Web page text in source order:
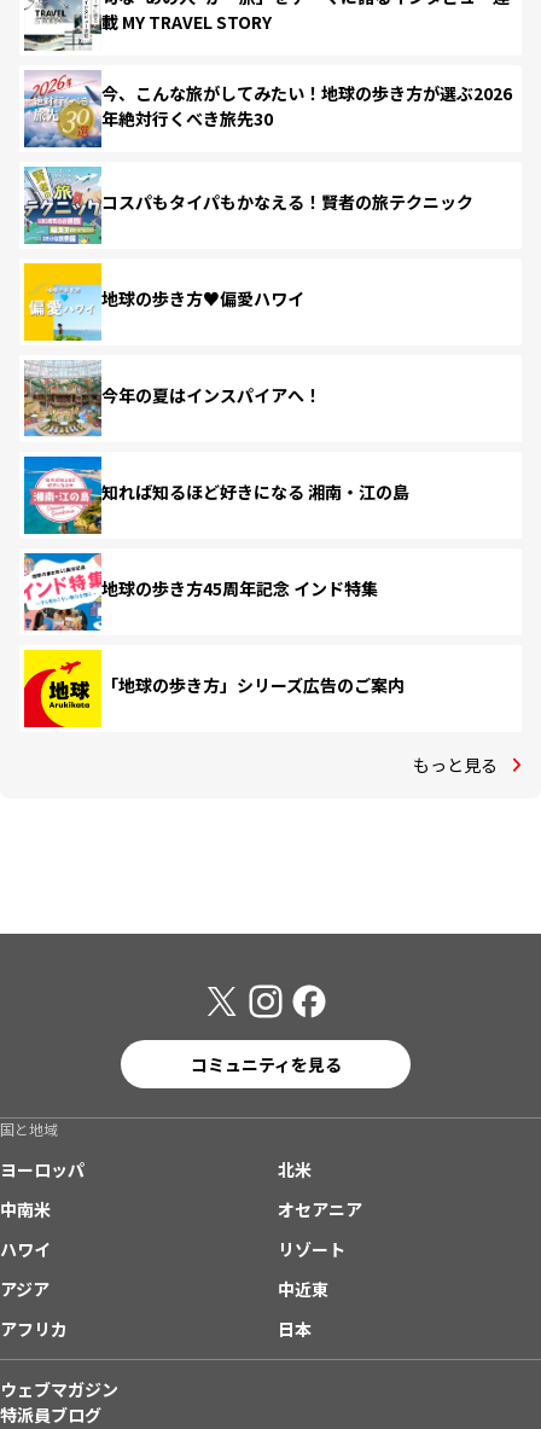
載 MY TRAVEL STORY
今、こんな旅がしてみたい！地球の歩き方が選ぶ2026
年絶対行くべき旅先30
コスパもタイパもかなえる！賢者の旅テクニック
地球の歩き方♥偏愛ハワイ
今年の夏はインスパイアへ！
知れば知るほど好きになる 湘南・江の島
地球の歩き方45周年記念 インド特集
「地球の歩き方」シリーズ広告のご案内
もっと見る
コミュニティを見る
国と地域
ヨーロッパ
北米
中南米
オセアニア
ハワイ
リゾート
アジア
中近東
アフリカ
日本
ウェブマガジン
特派員ブログ